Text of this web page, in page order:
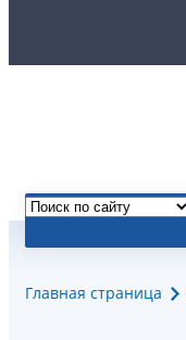
Главная страница